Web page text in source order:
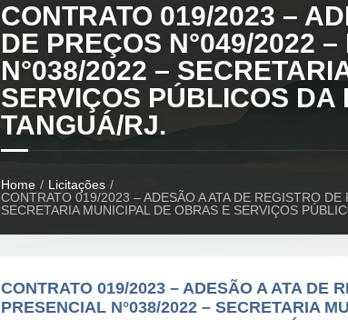
CONTRATO 019/2023 –
DE PREÇOS N°049/2022
N°038/2022 –
SERVIÇOS PÚBLICOS DA
TANGUÁ/RJ.
Home / Licitações /
CONTRATO 019/2023 – ADESÃO A ATA DE REGISTRO
SECRETARIA MUNICIPAL DE OBRAS E SERVIÇOS
CONTRATO 019/2023 – ADESÃO A ATA DE
PRESENCIAL N°038/2022 – SECRETARIA